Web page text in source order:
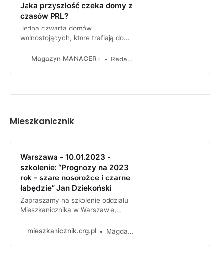
Jaka przyszłość czeka domy z
czasów PRL?
Jedna czwarta domów
wolnostojących, które trafiają do
ponad 30 lat temu – tak wskazują
Magazyn MANAGER+ Redakcja
Mieszkanicznik
Warszawa - 10.01.2023 -
szkolenie: “Prognozy na 2023
rok - szare nosorożce i czarne
łabędzie” Jan Dziekoński
Zapraszamy na szkolenie oddziału
Mieszkanicznika w Warszawie,
10.01.2022 od godz. 18:00.Swoją
mieszkanicznik.org.pl Magda Pszczółkowska